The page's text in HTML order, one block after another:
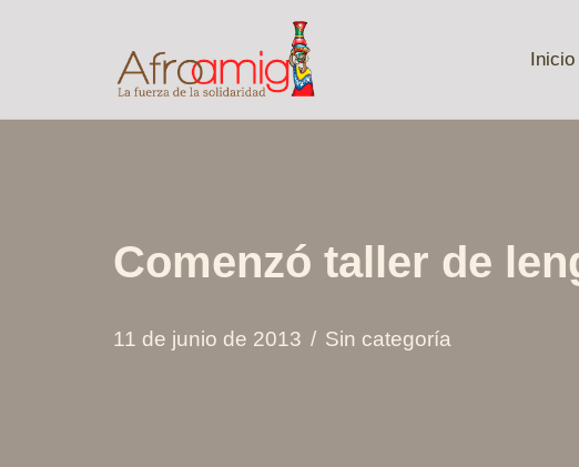
Inicio
Comenzó taller de
11 de junio de 2013 Sin categoría